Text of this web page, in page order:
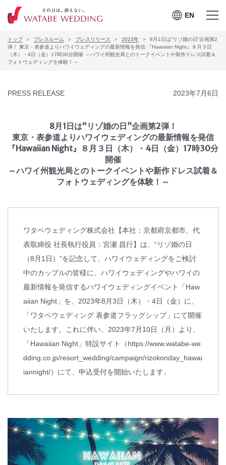
EN
を開く
EN
メニュー
を閉じる
プレスルーム
CSRの取り組み
ワタベウェディングサービ
スサイト
採用情報
トップ プレスルーム プレスリリース 2023年
8月1日は“リゾ婚の日”企画第2
弾！ 東京・表参道よりハワイウェディングの最新情報を発信 『Hawaiian Night』８月３日
（木）・4日（金）17時30分開催 ～ハワイ州観光局とのトークイベントや新作ドレス試着＆
フォトウェディングを体験！～
PRESS RELEASE 2023年7月6日
8月1日は“リゾ婚の日”企画第2弾！
東京・表参道よりハワイウェディングの最新情報を発信
『Hawaiian Night』８月３日（木）・4日（金）17時30分
開催
～ハワイ州観光局とのトークイベントや新作ドレス試着＆
フォトウェディングを体験！～
ワタベウェディング株式会社【本社：京都府京都市、代
表取締役 社長執行役員：宮瀬 昌行】は、“リゾ婚の日
（8月1日）”を記念して、ハワイウェディングをご検討
中のカップルの皆様に、ハワイウェディングやハワイの
最新情報を発信するハワイウェディングイベント「Haw
aiian Night」を、2023年8月3日（木）・4日（金）に、
「ワタベウェディング 表参道フラッグシップ」にて開催
いたします。これに伴い、2023年7月10日（月）より、
「Hawaiian Night」特設サイト（https://www.watabe-we
dding.co.jp/resort_wedding/campaign/rizokonday_hawai
iannight/）にて、申込受付を開始いたします。